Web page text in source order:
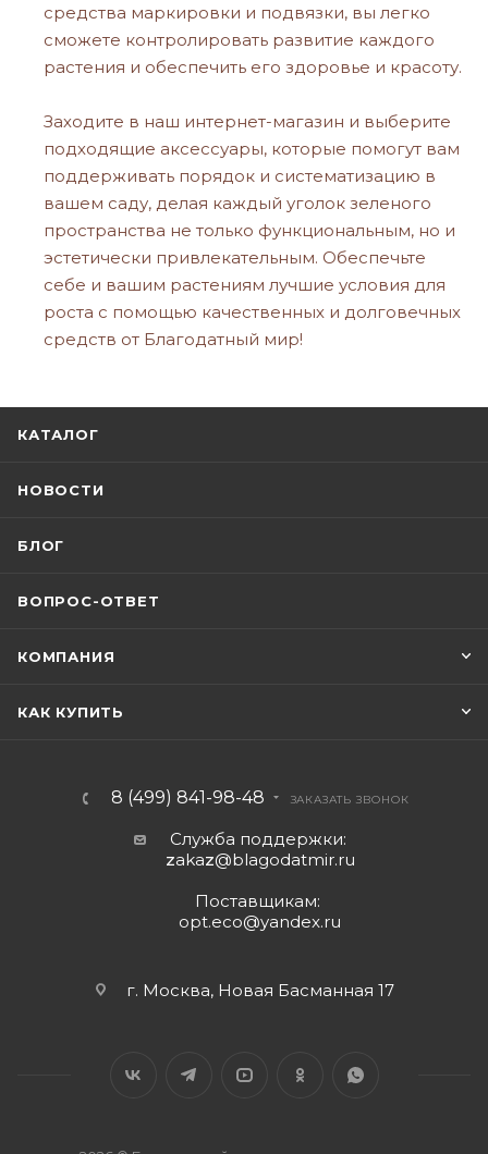
средства маркировки и подвязки, вы легко
сможете контролировать развитие каждого
растения и обеспечить его здоровье и красоту.
Заходите в наш интернет-магазин и выберите
подходящие аксессуары, которые помогут вам
поддерживать порядок и систематизацию в
вашем саду, делая каждый уголок зеленого
пространства не только функциональным, но и
эстетически привлекательным. Обеспечьте
себе и вашим растениям лучшие условия для
роста с помощью качественных и долговечных
средств от Благодатный мир!
КАТАЛОГ
НОВОСТИ
БЛОГ
ВОПРОС-ОТВЕТ
КОМПАНИЯ
КАК КУПИТЬ
8 (499) 841-98-48 ЗАКАЗАТЬ ЗВОНОК
Служба поддержки:
zakaz@blagodatmir.ru
Поставщикам:
opt.eco@yandex.ru
г. Москва, Новая Басманная 17